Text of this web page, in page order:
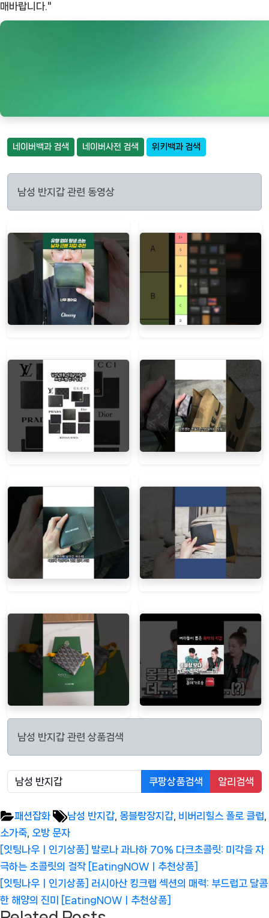
매바랍니다."
네이버백과 검색 네이버사전 검색 위키백과 검색
남성 반지갑 관련 동영상
남성 반지갑 관련 상품검색
쿠팡상품검색 알리검색
패션잡화 Tags:
남성 반지갑 몽블랑장지갑 비버리힐스 폴로 클럽
소가죽 오방 문자
글
탐
색
Previous
Post:
[잇팅나우ㅣ인기상품] 발로나 과나하 70% 다크초콜릿: 미각을 자
극하는 초콜릿의 걸작 [EatingNOWㅣ추천상품]
Next
Post:
[잇팅나우ㅣ인기상품] 러시아산 킹크랩 섹션의 매력: 부드럽고 달콤
한 해양의 진미 [EatingNOWㅣ추천상품]